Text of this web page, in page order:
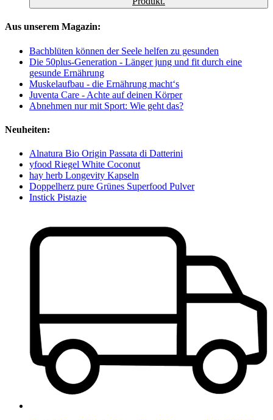
Aus unserem Magazin:
Bachblüten können der Seele helfen zu gesunden
Die 50plus-Generation - Länger jung und fit durch eine
gesunde Ernährung
Muskelaufbau - die Ernährung macht‘s
Juventa Care - Achte auf deinen Körper
Abnehmen nur mit Sport: Wie geht das?
Neuheiten:
Alnatura Bio Origin Passata di Datterini
yfood Riegel White Coconut
hay herb Longevity Kapseln
Doppelherz pure Grünes Superfood Pulver
Instick Pistazie